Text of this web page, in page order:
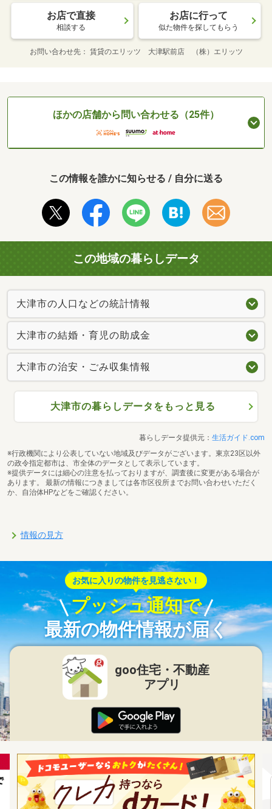
お店で直接
相談する
お店に行って
似た物件を探してもらう
お問い合わせ先 賃貸のエリッツ 大津駅前店 （株）エリッツ
ほかの店舗から問い合わせる（25件）
この情報を誰かに知らせる / 自分に送る
この地域の暮らしデータ
大津市の人口などの統計情報
大津市の結婚・育児の助成金
大津市の治安・ごみ収集情報
大津市の暮らしデータをもっと見る
暮らしデータ提供元： 生活ガイド.com
※行政機関により公表していない地域及びデータがございます。東京23区以外
の政令指定都市は、市全体のデータとして表示しています。
※提供データには細心の注意を払っておりますが、調査後に変更がある場合が
あります。 最新の情報につきましては各市区役所までお問い合わせいただく
か、自治体HPなどをご確認ください。
情報の見方
お気に入りの物件を見逃さない！
プッシュ通知で
最新の物件情報が届く
goo住宅・不動産
アプリ